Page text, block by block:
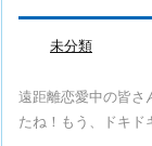
未分類
遠距離恋愛中の皆さ
たね！もう、ドキド